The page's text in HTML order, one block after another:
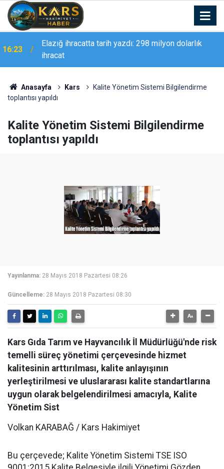
16:21 Vali Polat, ULUMED Kars İl Yönetimini Ağırladı
Anasayfa Kars
Kalite Yönetim Sistemi Bilgilendirme
toplantısı yapıldı
Kalite Yönetim Sistemi Bilgilendirme
toplantısı yapıldı
Yayınlanma: 28 Mayıs 2018 Pazartesi 08:26
Güncelleme: 28 Mayıs 2018 Pazartesi 08:30
Kars Gıda Tarım ve Hayvancılık İl Müdürlüğü'nde risk
temelli süreç yönetimi çerçevesinde hizmet
kalitesinin arttırılması, kalite anlayışının
yerleştirilmesi ve uluslararası kalite standartlarına
uygun olarak belgelendirilmesi amacıyla, Kalite
Yönetim Sist
Volkan KARABAĞ / Kars Hakimiyet
Bu çerçevede; Kalite Yönetim Sistemi TSE ISO